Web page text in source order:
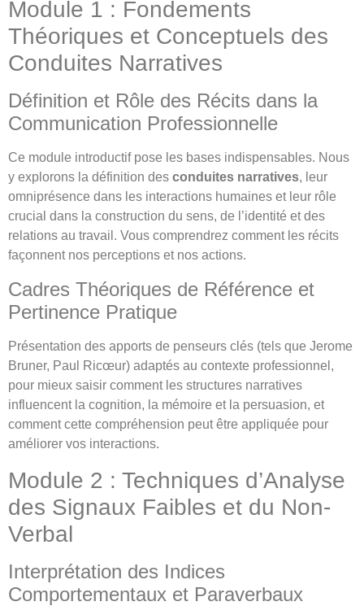
Module 1 : Fondements
Théoriques et Conceptuels des
Conduites Narratives
Définition et Rôle des Récits dans la
Communication Professionnelle
Ce module introductif pose les bases indispensables. Nous
y explorons la définition des conduites narratives, leur
omniprésence dans les interactions humaines et leur rôle
crucial dans la construction du sens, de l’identité et des
relations au travail. Vous comprendrez comment les récits
façonnent nos perceptions et nos actions.
Cadres Théoriques de Référence et
Pertinence Pratique
Présentation des apports de penseurs clés (tels que Jerome
Bruner, Paul Ricœur) adaptés au contexte professionnel,
pour mieux saisir comment les structures narratives
influencent la cognition, la mémoire et la persuasion, et
comment cette compréhension peut être appliquée pour
améliorer vos interactions.
Module 2 : Techniques d’Analyse
des Signaux Faibles et du Non-
Verbal
Interprétation des Indices
Comportementaux et Paraverbaux